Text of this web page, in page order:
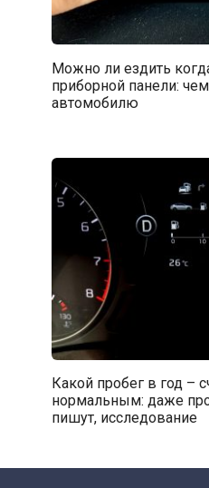
Можно ли ездить
приборной панели: чем
автомобилю
Какой пробег в год –
нормальным: даже
пишут, исследование